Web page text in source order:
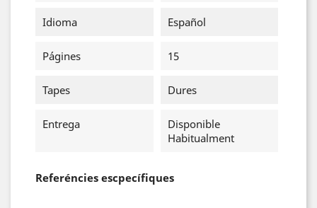
Idioma Español
Págines 15
Tapes Dures
Entrega
Disponible
Habitualment
Referéncies escpecífiques